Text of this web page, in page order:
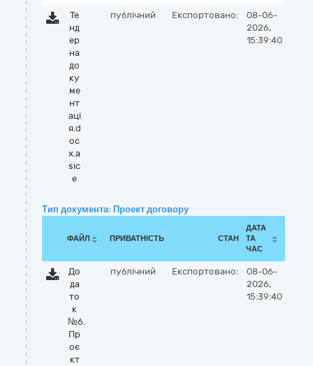
Те
нд
ер
на
до
ку
ме
нт
аці
я.d
oc
x.a
sic
e
публічний Експортовано:
08-06-
2026,
15:39:40
Тип документа: Проект договору
ФАЙЛ ПРИВАТНІСТЬ СТАН
ДАТА
ТА
ЧАС
До
да
то
к
№6.
Пр
оє
кт
публічний Експортовано:
08-06-
2026,
15:39:40